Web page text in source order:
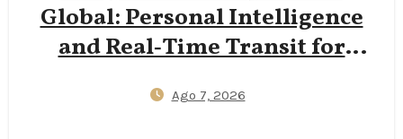
Global: Personal Intelligence
and Real‑Time Transit for
Ago 7, 2026